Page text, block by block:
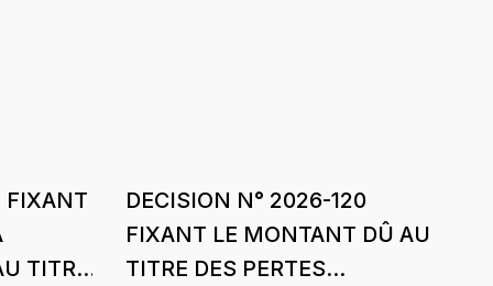
FIXANT
TITRE
DECISION N° 2026-120
FIXANT LE MONTANT DÛ AU
TITRE DES PERTES